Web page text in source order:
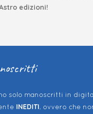
edizioni!
solo manoscritti in
INEDITI, ovvero che